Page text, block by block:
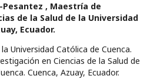
Pesantez , Maestría de
de la Salud de la Universidad
Ecuador.
Universidad Católica de Cuenca.
en Ciencias de la Salud de
Cuenca, Azuay, Ecuador.